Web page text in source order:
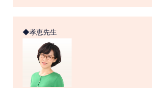
◆孝恵先生